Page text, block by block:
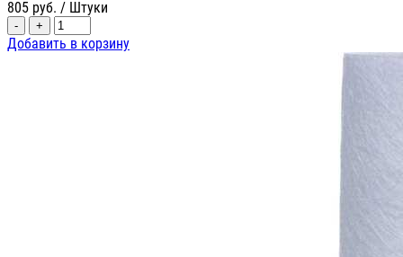
805 руб. / Штуки
- +
Добавить в корзину